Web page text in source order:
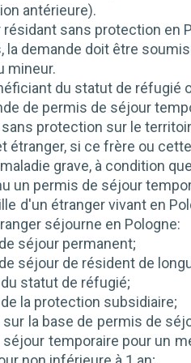
antérieure).
résidant sans protection
la demande doit être
mineur.
du statut de réfugié
de permis de séjour
protection sur le
étranger, si ce frère ou
grave, à condition
un permis de séjour
d'un étranger vivant en
séjourne en Pologne:
séjour permanent;
séjour de résident de
statut de réfugié;
la protection subsidiaire;
sur la base de permis de
temporaire pour un